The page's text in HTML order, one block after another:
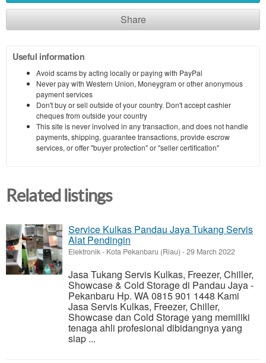
Share
Useful information
Avoid scams by acting locally or paying with PayPal
Never pay with Western Union, Moneygram or other anonymous
payment services
Don't buy or sell outside of your country. Don't accept cashier
cheques from outside your country
This site is never involved in any transaction, and does not handle
payments, shipping, guarantee transactions, provide escrow
services, or offer "buyer protection" or "seller certification"
Related listings
Service Kulkas Pandau Jaya Tukang Servis
Alat Pendingin
Elektronik- Kota Pekanbaru (Riau) -29 March 2022
Jasa Tukang Servis Kulkas, Freezer, Chiller,
Showcase & Cold Storage di Pandau Jaya -
Pekanbaru Hp. WA 0815 901 1448 Kami
Jasa Servis Kulkas, Freezer, Chiller,
Showcase dan Cold Storage yang memiliki
tenaga ahli profesional dibidangnya yang
siap ...